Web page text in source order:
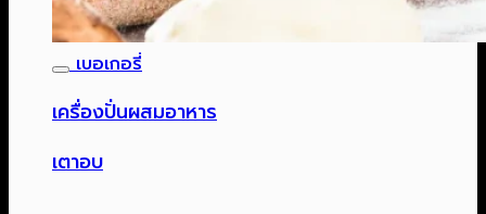
เบอเกอรี่
เครื่องปั่นผสมอาหาร
เตาอบ